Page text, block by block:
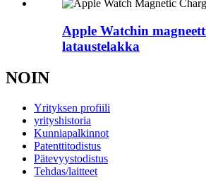
Apple Watchin
lataustelakka
NOIN
Yrityksen profiili
yrityshistoria
Kunniapalkinnot
Patenttitodistus
Pätevyystodistus
Tehdas/laitteet